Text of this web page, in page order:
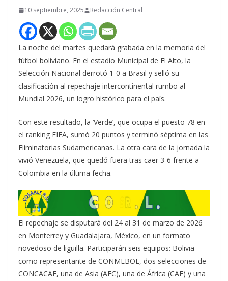
10 septiembre, 2025 Redacción Central
La noche del martes quedará grabada en la memoria del
fútbol boliviano. En el estadio Municipal de El Alto, la
Selección Nacional derrotó 1-0 a Brasil y selló su
clasificación al repechaje intercontinental rumbo al
Mundial 2026, un logro histórico para el país.
Con este resultado, la ‘Verde’, que ocupa el puesto 78 en
el ranking FIFA, sumó 20 puntos y terminó séptima en las
Eliminatorias Sudamericanas. La otra cara de la jornada la
vivió Venezuela, que quedó fuera tras caer 3-6 frente a
Colombia en la última fecha.
El repechaje se disputará del 24 al 31 de marzo de 2026
en Monterrey y Guadalajara, México, en un formato
novedoso de liguilla. Participarán seis equipos: Bolivia
como representante de CONMEBOL, dos selecciones de
CONCACAF, una de Asia (AFC), una de África (CAF) y una